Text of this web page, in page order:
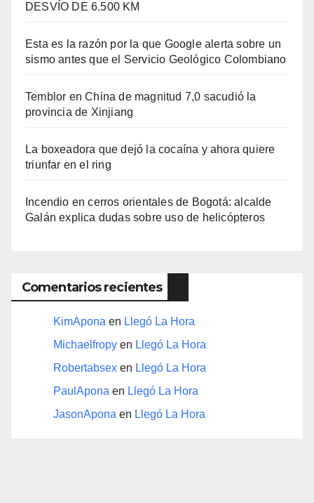
DESVÍO DE 6.500 KM
Esta es la razón por la que Google alerta sobre un
sismo antes que el Servicio Geológico Colombiano
Temblor en China de magnitud 7,0 sacudió la
provincia de Xinjiang
La boxeadora que dejó la cocaína y ahora quiere
triunfar en el ring​
Incendio en cerros orientales de Bogotá: alcalde
Galán explica dudas sobre uso de helicópteros
Comentarios recientes
KimApona en Llegó La Hora
Michaelfropy en Llegó La Hora
Robertabsex en Llegó La Hora
PaulApona en Llegó La Hora
JasonApona en Llegó La Hora